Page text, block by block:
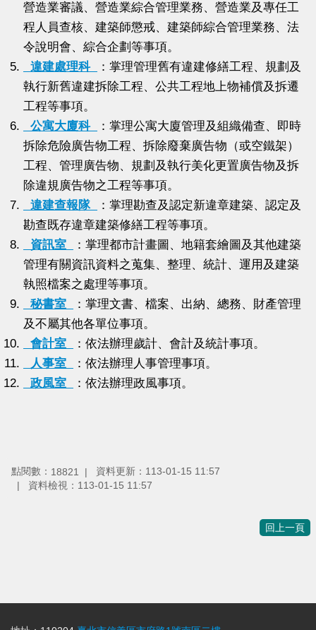
營造業審議、營造業綜合管理業務、營造業及專任工
程人員查核、建築師懲戒、建築師綜合管理業務、法
令說明會、綜合企劃等事項。
違建處理科
：掌理管理舊有違建修繕工程、規劃及
執行新舊違建拆除工程、公共工程地上物補償及拆遷
工程等事項。
公寓大廈科
：掌理公寓大廈管理及組織備查、即時
拆除危險廣告物工程、拆除廢棄廣告物（或空鐵架）
工程、管理廣告物、規劃及執行美化更置廣告物及拆
除違規廣告物之工程等事項。
違建查報隊
：掌理勘查及認定新違章建築、認定及
勘查既存違章建築修繕工程等事項。
資訊室
：掌理都市計畫圖、地籍套繪圖及其他建築
管理有關資訊資料之蒐集、整理、統計、運用及建築
執照檔案之處理等事項。
秘書室
：掌理文書、檔案、出納、總務、財產管理
及不屬其他各單位事項。
會計室
：依法辦理歲計、會計及統計事項。
人事室
：依法辦理人事管理事項。
政風室
：依法辦理政風事項。
點閱數： 18821 資料更新： 113-01-15 11:57
資料檢視： 113-01-15 11:57
回上一頁